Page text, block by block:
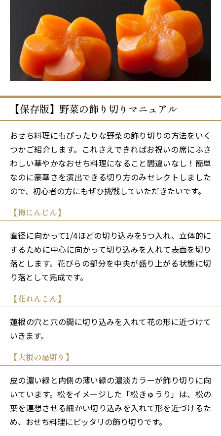
【保存版】野菜の飾り切りマニュアル
おせち料理にもぴったりな野菜の飾り切りの方法をいく
つかご紹介します。これさえできればお祝いの席にふさ
わしい華やかなおせち料理になること間違いなし！簡単
なのに豪華さを演出できる切り方のみセレクトしました
ので、初心者の方にもぜひ挑戦していただきたいです。
【梅にんじん】
直径に向かって1/4ほどの切り込みを5つ入れ、立体的に
するために中心に向かって切り込みを入れて表面を切り
落とします。花びらの部分を中央が盛り上がる状態に切
り落として完成です。
【花れんこん】
蓮根の穴と穴の間に切り込みを入れて花の形に近づけて
いきます。
【大根の扇切り】
皮の濃い緑と内側の薄い緑の濃淡カラーが飾り切りに向
いています。松をイメージした「松きゅうり」は、松の
葉を連想させる細かい切り込みを入れて形を近づけるた
め、おせち料理にピッタリの飾り切りです。